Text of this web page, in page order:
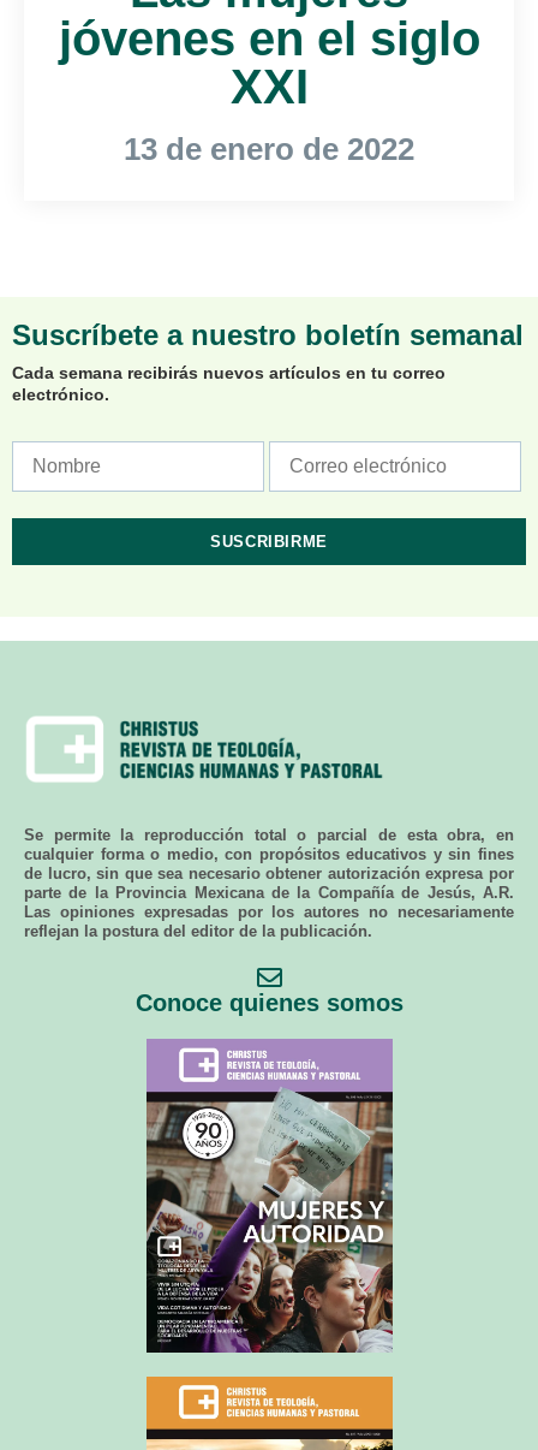
jóvenes en el siglo
XXI
13 de enero de 2022
Suscríbete a nuestro boletín semanal
Cada semana recibirás nuevos artículos en tu correo
electrónico.
Se permite la reproducción total o parcial de esta obra, en
cualquier forma o medio, con propósitos educativos y sin fines
de lucro, sin que sea necesario obtener autorización expresa por
parte de la Provincia Mexicana de la Compañía de Jesús, A.R.
Las opiniones expresadas por los autores no necesariamente
reflejan la postura del editor de la publicación.
Conoce quienes somos